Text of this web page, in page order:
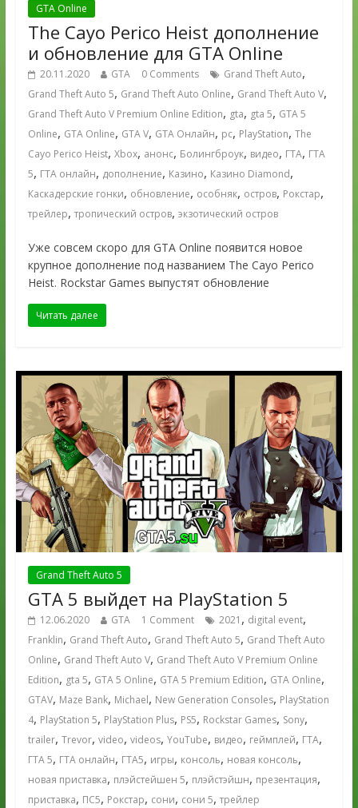
GTA Online
The Cayo Perico Heist дополнение
и обновление для GTA Online
20.11.2020 GTA 0 Comments Grand Theft Auto,
Grand Theft Auto 5, Grand Theft Auto Online, Grand Theft Auto V,
Grand Theft Auto V Premium Online Edition, gta, gta 5, GTA 5
Online, GTA Online, GTA V, GTA Онлайн, pc, PlayStation, The
Cayo Perico Heist, Xbox, анонс, Болингброук, видео, ГТА, ГТА
5, ГТА онлайн, дополнение, Казино, Казино Diamond,
Каскадерские гонки, обновление, особняк, остров, Рокстар,
трейлер, тропический остров, экзотический остров
Уже совсем скоро для GTA Online появится новое
крупное дополнение под названием The Cayo Perico
Heist. Rockstar Games выпустят обновление
Читать далее
Grand Theft Auto 5
GTA 5 выйдет на PlayStation 5
12.06.2020 GTA 1 Comment 2021 , digital event,
Franklin, Grand Theft Auto, Grand Theft Auto 5, Grand Theft Auto
Online, Grand Theft Auto V, Grand Theft Auto V Premium Online
Edition, gta 5, GTA 5 Online, GTA 5 Premium Edition, GTA Online,
GTAV, Maze Bank, Michael, New Generation Consoles, PlayStation
4, PlayStation 5, PlayStation Plus, PS5, Rockstar Games, Sony,
trailer, Trevor, video, videos, YouTube, видео, геймплей, ГТА,
ГТА 5, ГТА онлайн, ГТА5, игры, консоль, новая консоль,
новая приставка, плэйстейшен 5, плэйстэйшн, презентация,
приставка, ПС5, Рокстар, сони, сони 5, трейлер